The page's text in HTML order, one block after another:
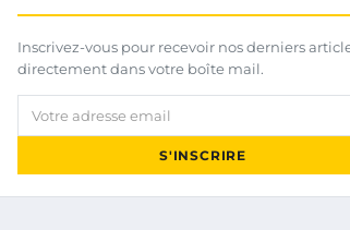
Inscrivez-vous pour recevoir nos derniers
directement dans votre boîte mail.
Votre adresse email
S'INSCRIRE